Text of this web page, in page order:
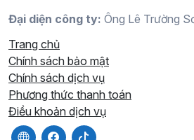
Đại diện công ty: Ông Lê Trường
Trang chủ
Chính sách bảo mật
Chính sách dịch vụ
Phương thức thanh toán
Điều khoản dịch vụ